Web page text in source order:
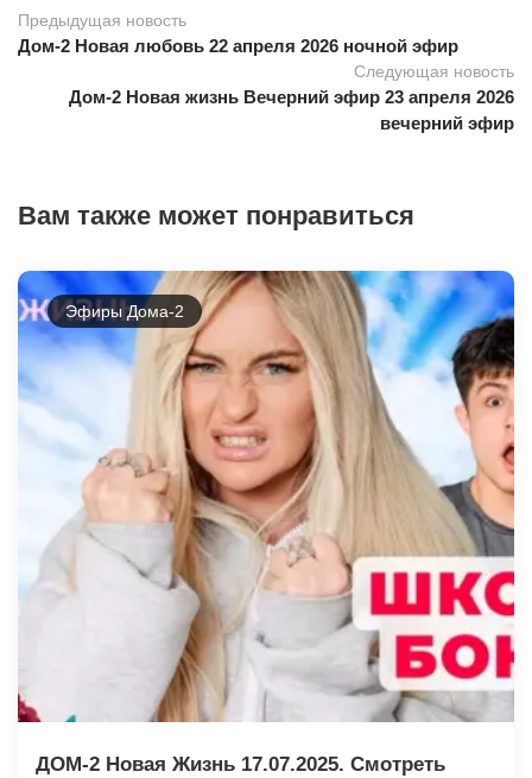
Предыдущая новость
Дом-2 Новая любовь 22 апреля 2026 ночной эфир
Следующая новость
Дом-2 Новая жизнь Вечерний эфир 23 апреля 2026
вечерний эфир
Вам также может понравиться
Эфиры Дома-2
ДОМ-2 Новая Жизнь 17.07.2025. Смотреть